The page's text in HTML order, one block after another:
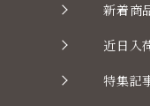
新着商
近日入
特集記